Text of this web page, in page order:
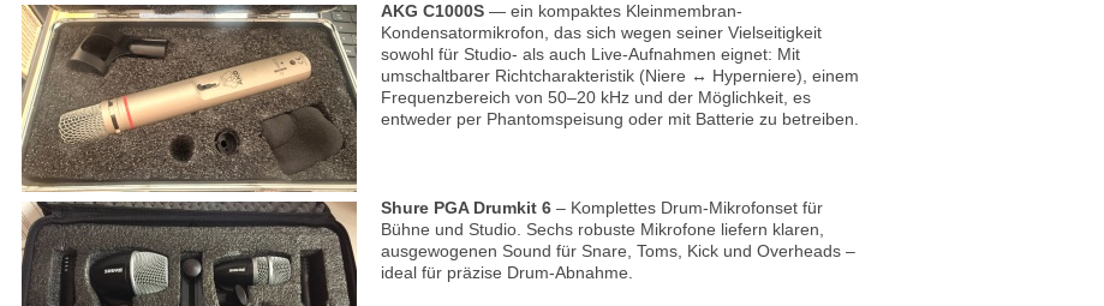
AKG C1000S— ein kompaktes Kleinmembran-
Kondensatormikrofon, das sich wegen seiner Vielseitigkeit
sowohl für Studio- als auch Live-Aufnahmen eignet: Mit
umschaltbarer Richtcharakteristik (Niere ↔ Hyperniere), einem
Frequenzbereich von 50–20 kHz und der Möglichkeit, es
entweder per Phantomspeisung oder mit Batterie zu betreiben.
Shure PGA Drumkit 6– Komplettes Drum-Mikrofonset für
Bühne und Studio. Sechs robuste Mikrofone liefern klaren,
ausgewogenen Sound für Snare, Toms, Kick und Overheads –
ideal für präzise Drum-Abnahme.